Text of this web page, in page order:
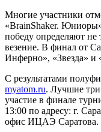
Многие участники
«BrainShaker.
победу определяют не
везение. В финал от
Инферно», «Звезда»
С результатами
myatom.ru. Лучшие
участие в финале
13:00 по адресу: г.
офис ИЦАЭ Саратова.